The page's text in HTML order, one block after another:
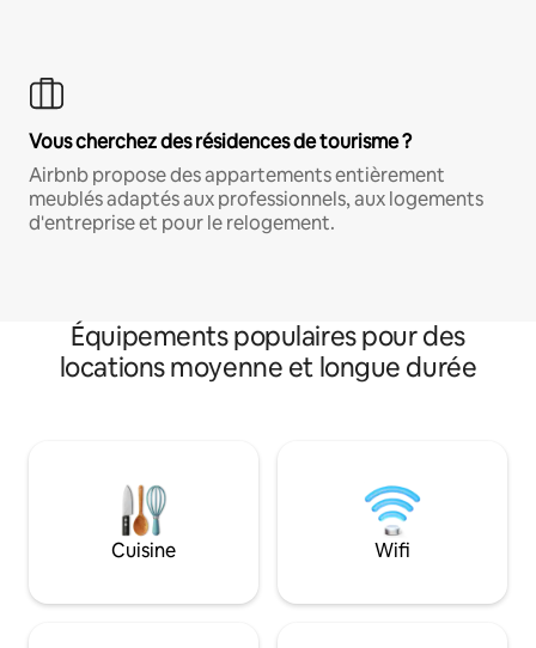
Vous cherchez des résidences de tourisme ?
Airbnb propose des appartements entièrement
meublés adaptés aux professionnels, aux logements
d'entreprise et pour le relogement.
Équipements populaires pour des
locations moyenne et longue durée
Cuisine Wifi